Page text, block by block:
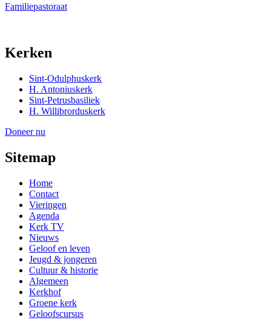
Familiepastoraat
Kerken
Sint-Odulphuskerk
H. Antoniuskerk
Sint-Petrusbasiliek
H. Willibrorduskerk
Doneer nu
Sitemap
Home
Contact
Vieringen
Agenda
Kerk TV
Nieuws
Geloof en leven
Jeugd & jongeren
Cultuur & historie
Algemeen
Kerkhof
Groene kerk
Geloofscursus